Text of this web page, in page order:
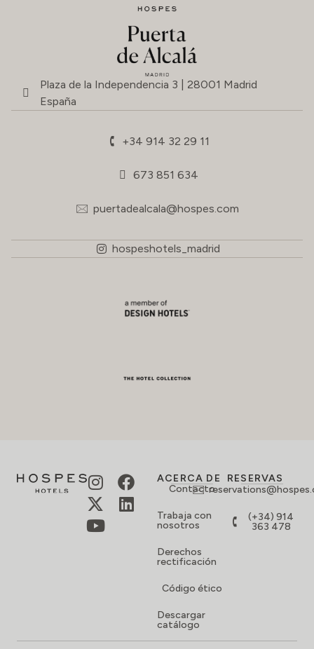
Plaza de la Independencia 3 | 28001 Madrid
España
+34 914 32 29 11
673 851 634
puertadealcala@hospes.com
hospeshotels_madrid
ACERCA DE
Contacto
Trabaja con
nosotros
Derechos
rectificación
Código ético
Descargar
catálogo
RESERVAS
(+34) 914
363 478